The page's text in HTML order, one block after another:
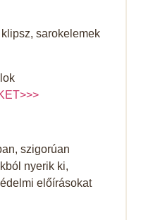
sarokelemek
szigorúan
nyerik ki,
előírásokat